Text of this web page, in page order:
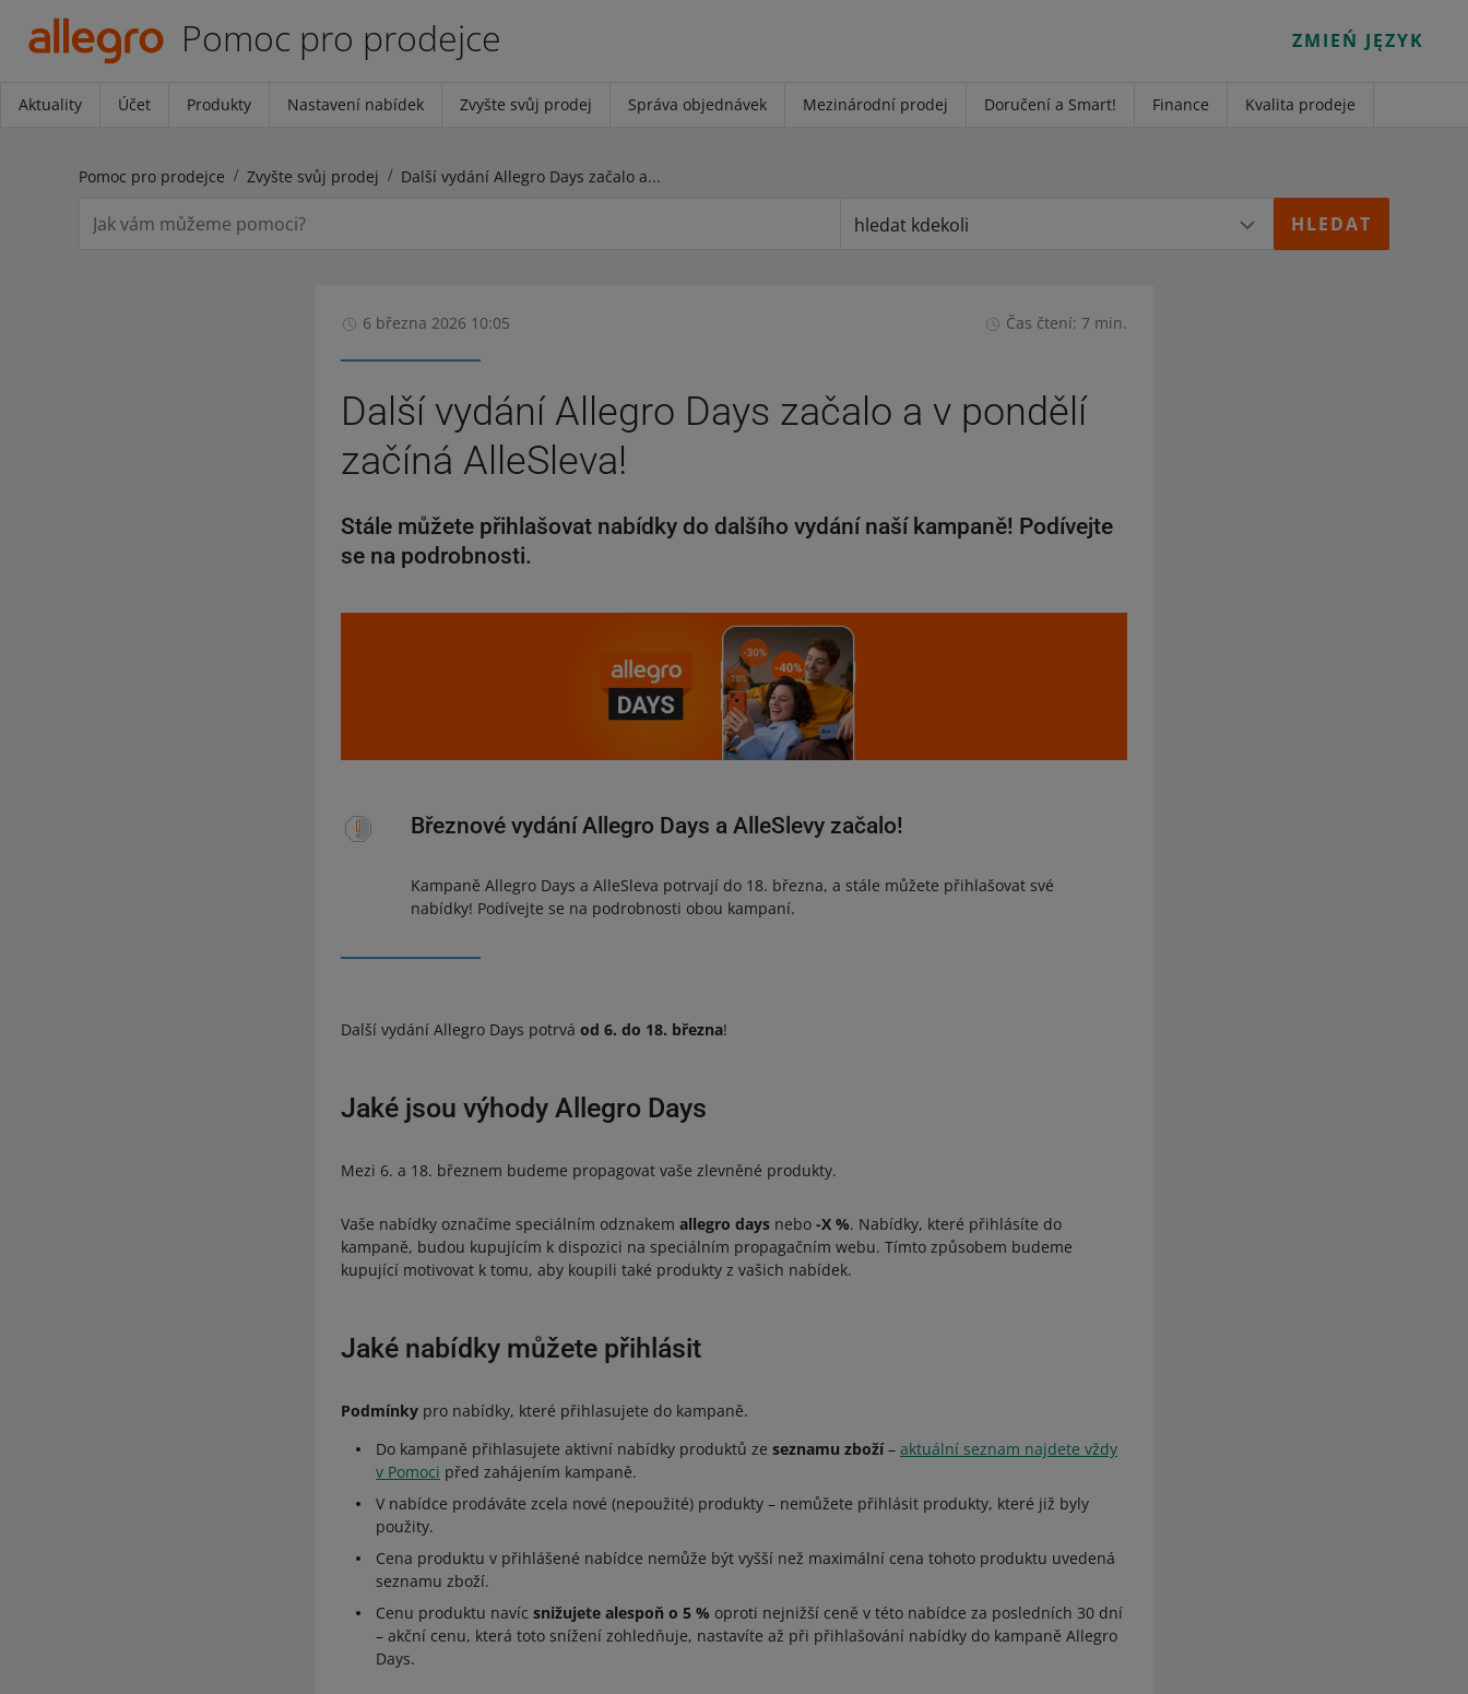
Pomoc pro prodejce ZMIEŃ JĘZYK
Aktuality Účet Produkty Nastavení nabídek Zvyšte svůj prodej Správa objednávek Mezinárodní prodej Doručení a Smart! Finance Kvalita prodeje
Pomoc pro prodejce Zvyšte svůj prodej Další vydání Allegro Days začalo a v pondělí začíná AlleSleva!
hledat kdekoli
6 března 2026 10:05 Čas čtení: 7 min.
Další vydání Allegro Days začalo a v pondělí
začíná AlleSleva!
Stále můžete přihlašovat nabídky do dalšího vydání naší kampaně! Podívejte
se na podrobnosti.
Březnové vydání Allegro Days a AlleSlevy začalo!
Kampaně Allegro Days a AlleSleva potrvají do 18. března, a stále můžete přihlašovat své
nabídky! Podívejte se na podrobnosti obou kampaní.
Další vydání Allegro Days potrvá od 6. do 18. března!
Jaké jsou výhody Allegro Days
Mezi 6. a 18. březnem budeme propagovat vaše zlevněné produkty.
Vaše nabídky označíme speciálním odznakem allegro days nebo -X %. Nabídky, které přihlásíte do
kampaně, budou kupujícím k dispozici na speciálním propagačním webu. Tímto způsobem budeme
kupující motivovat k tomu, aby koupili také produkty z vašich nabídek.
Jaké nabídky můžete přihlásit
Podmínky pro nabídky, které přihlasujete do kampaně.
Do kampaně přihlasujete aktivní nabídky produktů ze seznamu zboží– aktuální seznam najdete vždy
v Pomoci před zahájením kampaně.
V nabídce prodáváte zcela nové (nepoužité) produkty – nemůžete přihlásit produkty, které již byly
použity.
Cena produktu v přihlášené nabídce nemůže být vyšší než maximální cena tohoto produktu uvedená
seznamu zboží.
Cenu produktu navíc snižujete alespoň o 5 % oproti nejnižší ceně v této nabídce za posledních 30 dní
– akční cenu, která toto snížení zohledňuje, nastavíte až při přihlašování nabídky do kampaně Allegro
Days.